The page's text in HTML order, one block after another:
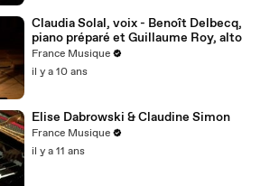
Claudia Solal, voix - Benoît Delbecq,
piano préparé et Guillaume Roy, alto
France Musique
il y a 10 ans
Elise Dabrowski & Claudine Simon
France Musique
il y a 11 ans